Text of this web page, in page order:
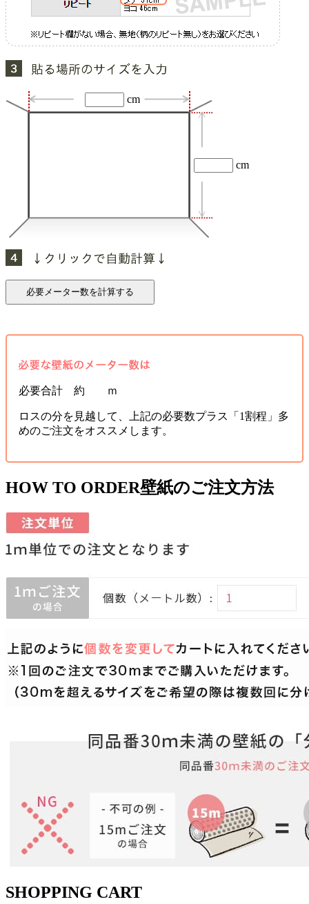
cm
cm
必要合計 約 ｍ
ロスの分を見越して、上記の必要数プラス「1割程」多
めのご注文をオススメします。
HOW TO ORDER壁紙のご注文方法
SHOPPING CART